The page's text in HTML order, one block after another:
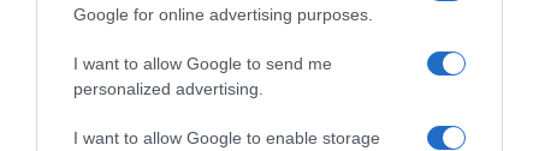
Google for online advertising purposes.
I want to allow Google to send me
personalized advertising.
I want to allow Google to enable storage
Ha izzadsz, erre a 3 létfontosságú elemre van szükség